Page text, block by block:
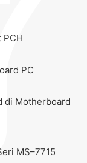
PCH
PC
di Motherboard
MS–7715